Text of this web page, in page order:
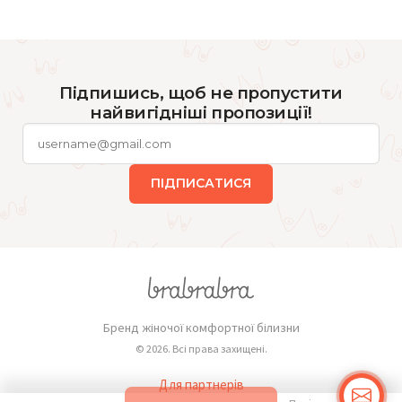
Підпишись, щоб не пропустити
найвигідніші пропозиції!
ПІДПИСАТИСЯ
Бренд жіночої комфортної білизни
© 2026. Всі права захищені.
Для партнерів